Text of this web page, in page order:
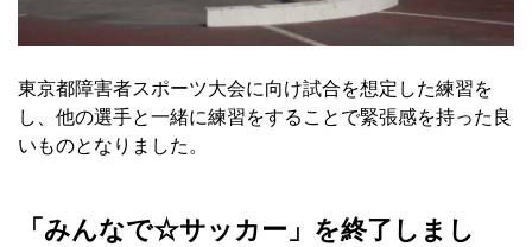
東京都障害者スポーツ大会に向け試合を想定した練習を
し、他の選手と一緒に練習をすることで緊張感を持った良
いものとなりました。
「みんなで☆サッカー」を終了しまし